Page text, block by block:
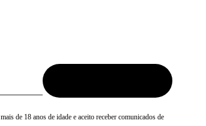
de 18 anos de idade e aceito receber comunicados de